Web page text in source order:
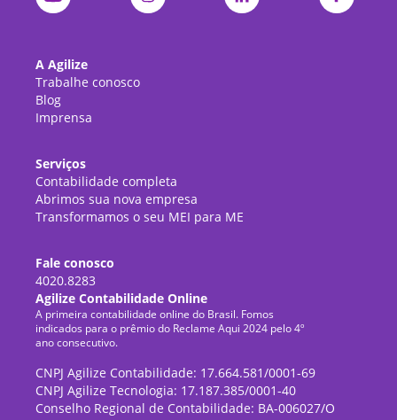
A Agilize
Trabalhe conosco
Blog
Imprensa
Serviços
Contabilidade completa
Abrimos sua nova empresa
Transformamos o seu MEI para ME
Fale conosco
4020.8283
Agilize Contabilidade Online
A primeira contabilidade online do Brasil. Fomos
indicados para o prêmio do Reclame Aqui 2024 pelo 4º
ano consecutivo.
CNPJ Agilize Contabilidade: 17.664.581/0001-69
CNPJ Agilize Tecnologia: 17.187.385/0001-40
Conselho Regional de Contabilidade: BA-006027/O